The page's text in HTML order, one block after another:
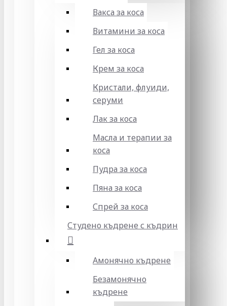
Вакса за коса
Витамини за коса
Гел за коса
Крем за коса
Кристали, флуиди,
серуми
Лак за коса
Масла и терапии за
коса
Пудра за коса
Пяна за коса
Спрей за коса
Студено къдрене с къдрин
Амонячно къдрене
Безамонячно
къдрене